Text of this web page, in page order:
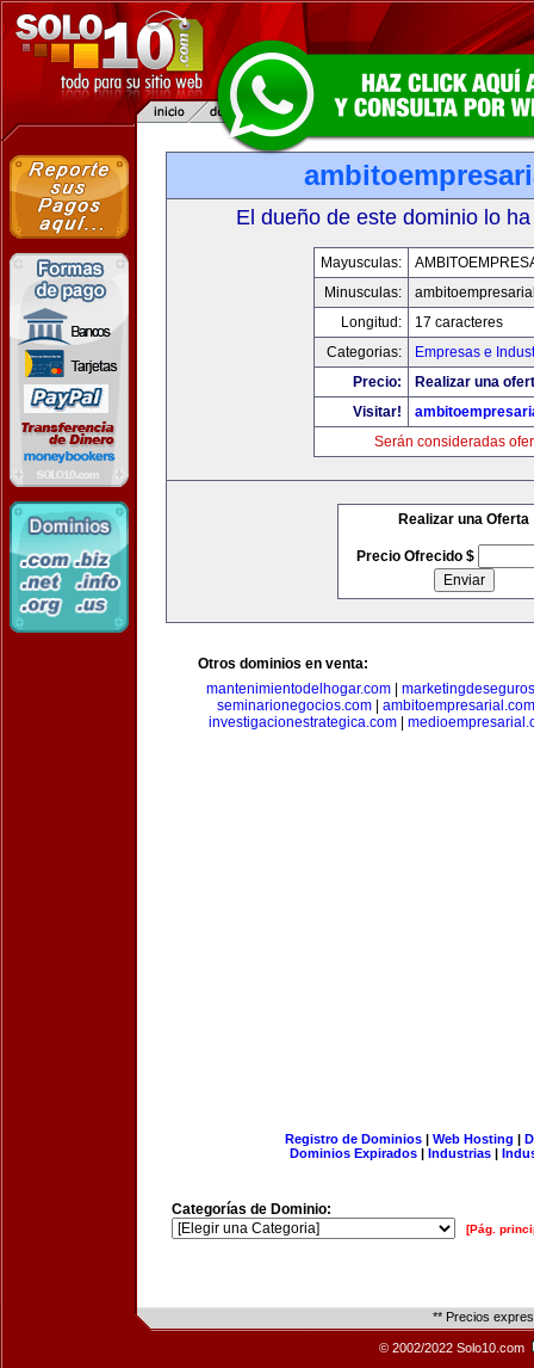
El dueño de este dominio lo
Mayusculas:
Minusculas:
Longitud:
17 caracteres
Categorias:
Empresas e
Precio:
Realizar una
Visitar!
Serán consideradas
Realizar una Oferta
Precio Ofrecido $
Otros dominios en venta:
mantenimientodelhogar.com|
seminarionegocios.com| ambitoempresarial.com
investigacionestrategica.com
Registro de Dominios| Web Hosting |
Dominios Expirados | Industrias |
Categorías de Dominio:
[Pág.
** Precios
© 2002/2022 Solo10.com